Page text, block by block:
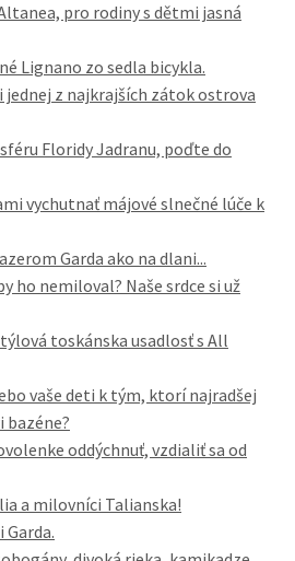
pro rodiny s dětmi jasná
Lignano zo sedla bicykla.
jednej z najkrajších zátok ostrova
Floridy Jadranu, poďte do
vychutnať májové slnečné lúče k
Garda ako na dlani...
ho nemiloval? Naše srdce si už
toskánska usadlosť s All
vaše deti k tým, ktorí najradšej
bazéne?
oddýchnuť, vzdialiť sa od
a milovníci Talianska!
Garda.